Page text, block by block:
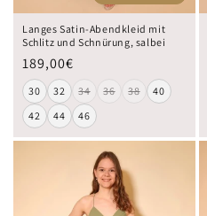
Langes Satin-Abendkleid mit
Schlitz und Schnürung, salbei
189,00€
30 32 34 36 38
40
42
44 46